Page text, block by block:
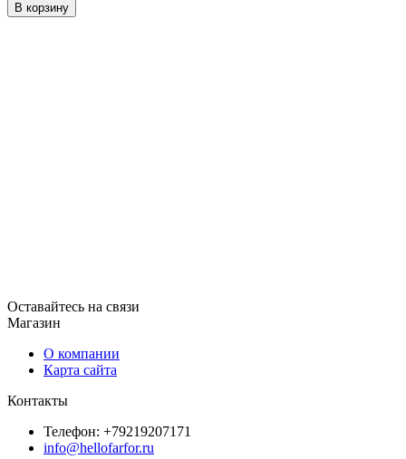
В корзину
Оставайтесь на связи
Магазин
О компании
Карта сайта
Контакты
Телефон: +79219207171
info@hellofarfor.ru